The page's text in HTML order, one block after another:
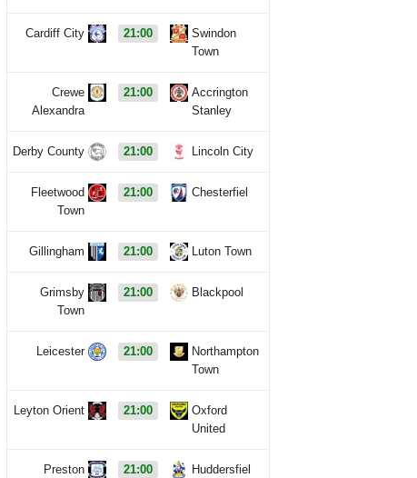
Cardiff City 21:00
Swindon
Town
Crewe
Alexandra
21:00
Accrington
Stanley
Derby County 21:00 Lincoln City
Fleetwood
Town
21:00 Chesterfiel
Gillingham 21:00 Luton Town
Grimsby
Town
21:00 Blackpool
Leicester 21:00
Northampton
Town
Leyton Orient 21:00
Oxford
United
Preston
21:00 Huddersfiel